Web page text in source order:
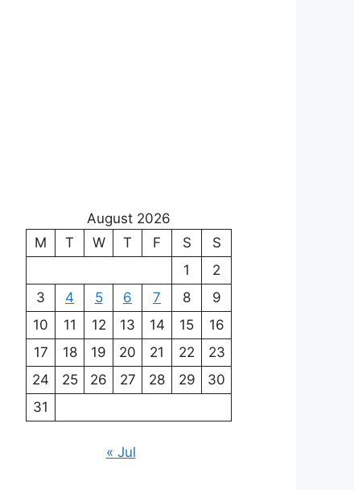
August 2026
M
T W T F S
S
1
2
3
4 5 6 7 8
9
10
11 12 13 14 15
16
17
18 19 20 21 22
23
24
25 26 27 28 29
30
31
« Jul